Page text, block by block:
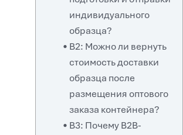
индивидуального
образца?
В2: Можно ли вернуть
стоимость доставки
образца после
размещения оптового
заказа контейнера?
В3: Почему B2B-